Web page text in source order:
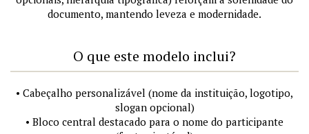
documento, mantendo leveza e modernidade.
O que este modelo inclui?
• Cabeçalho personalizável (nome da instituição, logotipo,
slogan opcional)
• Bloco central destacado para o nome do participante